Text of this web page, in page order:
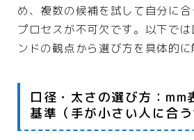
め、複数の候補を試して自分に
プロセスが不可欠です。以下で
ンドの観点から選び方を具体的に
口径・太さの選び方：mm
基準（手が小さい人に合う